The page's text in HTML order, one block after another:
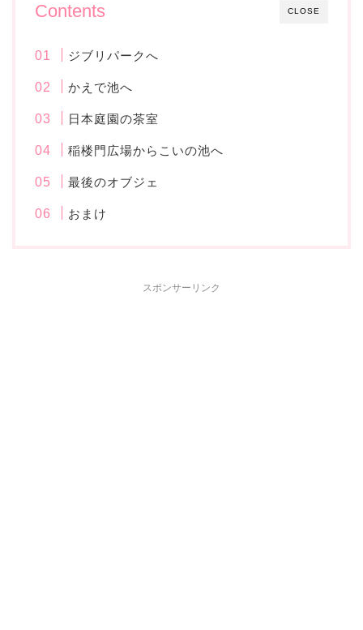
CLOSE
Contents
ジブリパークへ
かえで池へ
日本庭園の茶室
稲楼門広場からこいの池へ
最後のオブジェ
おまけ
スポンサーリンク